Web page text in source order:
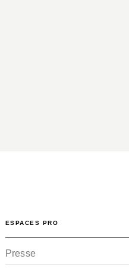
ESPACES PRO
Presse